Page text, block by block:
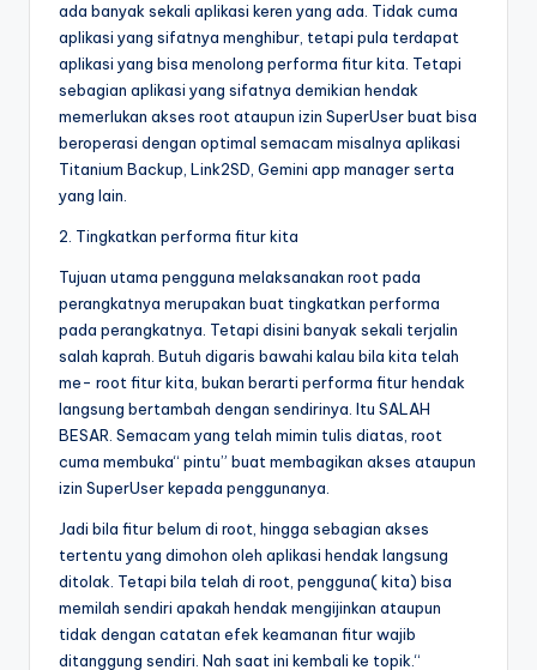
ada banyak sekali aplikasi keren yang ada. Tidak cuma
aplikasi yang sifatnya menghibur, tetapi pula terdapat
aplikasi yang bisa menolong performa fitur kita. Tetapi
sebagian aplikasi yang sifatnya demikian hendak
memerlukan akses root ataupun izin SuperUser buat bisa
beroperasi dengan optimal semacam misalnya aplikasi
Titanium Backup, Link2SD, Gemini app manager serta
yang lain.
2. Tingkatkan performa fitur kita
Tujuan utama pengguna melaksanakan root pada
perangkatnya merupakan buat tingkatkan performa
pada perangkatnya. Tetapi disini banyak sekali terjalin
salah kaprah. Butuh digaris bawahi kalau bila kita telah
me- root fitur kita, bukan berarti performa fitur hendak
langsung bertambah dengan sendirinya. Itu SALAH
BESAR. Semacam yang telah mimin tulis diatas, root
cuma membuka“ pintu” buat membagikan akses ataupun
izin SuperUser kepada penggunanya.
Jadi bila fitur belum di root, hingga sebagian akses
tertentu yang dimohon oleh aplikasi hendak langsung
ditolak. Tetapi bila telah di root, pengguna( kita) bisa
memilah sendiri apakah hendak mengijinkan ataupun
tidak dengan catatan efek keamanan fitur wajib
ditanggung sendiri. Nah saat ini kembali ke topik.“